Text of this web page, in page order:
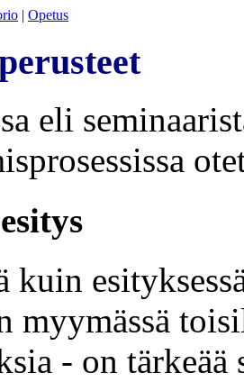
| Opetus
eli
kuin
myymässä
- on